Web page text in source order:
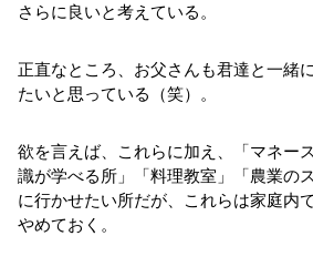
さらに良いと考えている。
正直なところ、お父さんも君達と一緒
たいと思っている（笑）。
欲を言えば、これらに加え、「マネー
識が学べる所」「料理教室」「農業の
に行かせたい所だが、これらは家庭内
やめておく。